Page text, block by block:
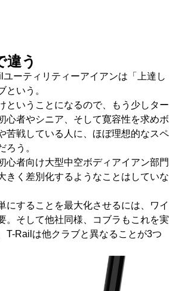
違う
ーティリティーアイアンは「上達し
という。
ということになるので、もう少しター
心者やシニア、そして寛容性を求めボ
苦戦している人に、ほぼ理想的なスペ
ろう。
心者向け大型中空ボディアイアン部門
きく差別化するようなことはしていな
にすることを最大化させるには、ワイ
。そして他社同様、コブラもこれを実
T-Railは他クラブと異なることが3つ